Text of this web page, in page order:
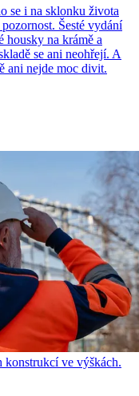
se i na sklonku života
Šesté vydání
housky na krámě a
se ani neohřejí. A
ani nejde moc divit.
ve výškách.